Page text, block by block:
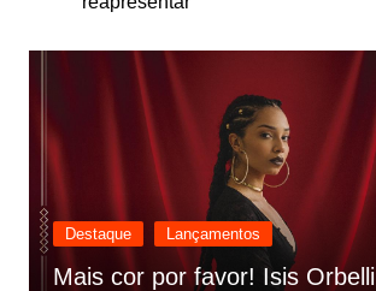
Destaque Lançamentos
Rashid vai buscar nos HQs as